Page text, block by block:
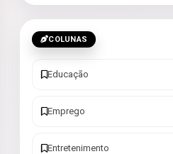
COLUNAS
Educação
Emprego
Entretenimento